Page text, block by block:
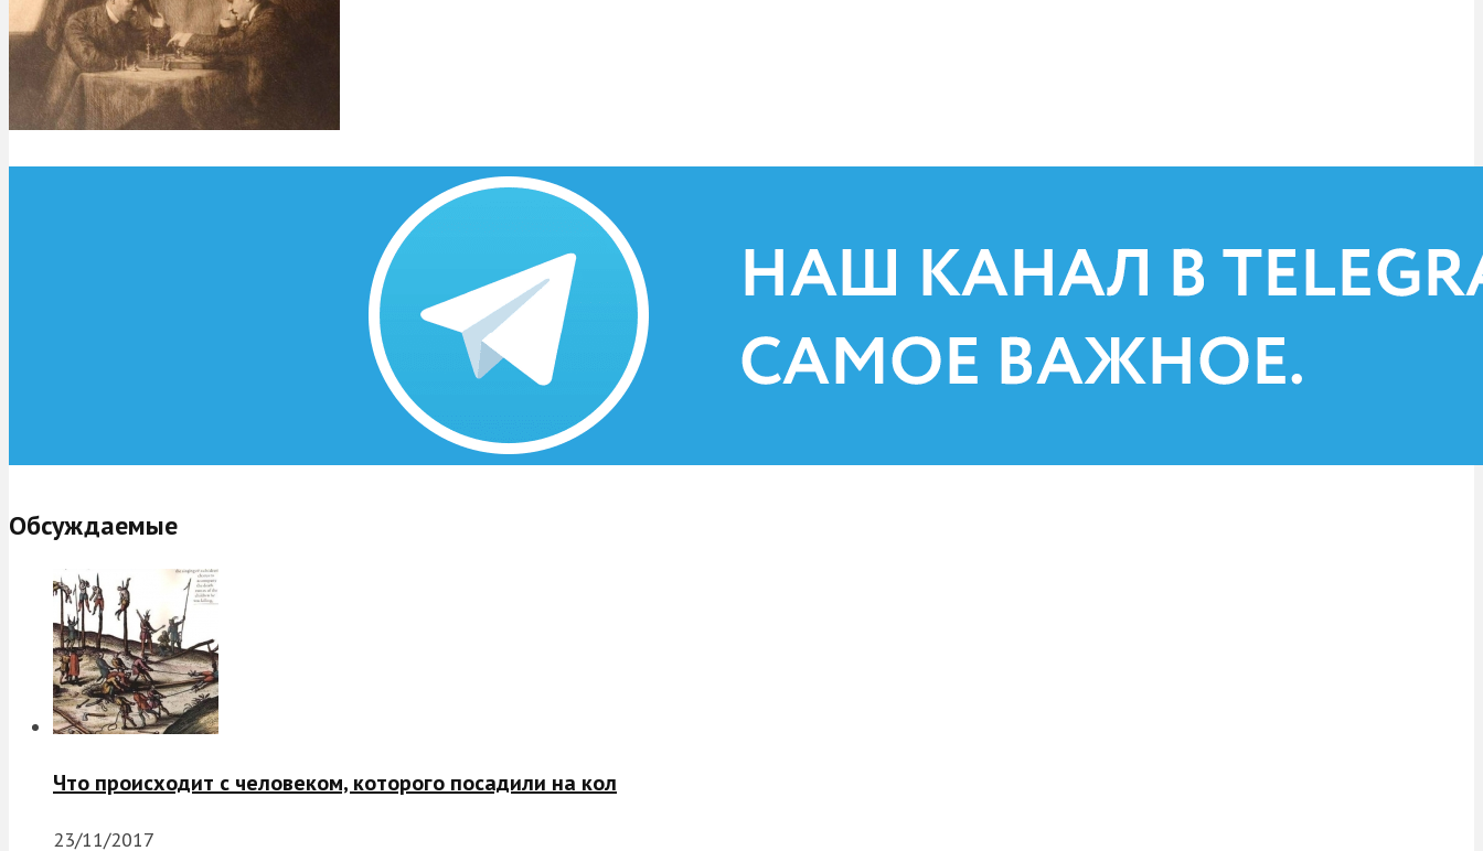
Обсуждаемые
Что происходит с человеком, которого посадили на кол
23/11/2017